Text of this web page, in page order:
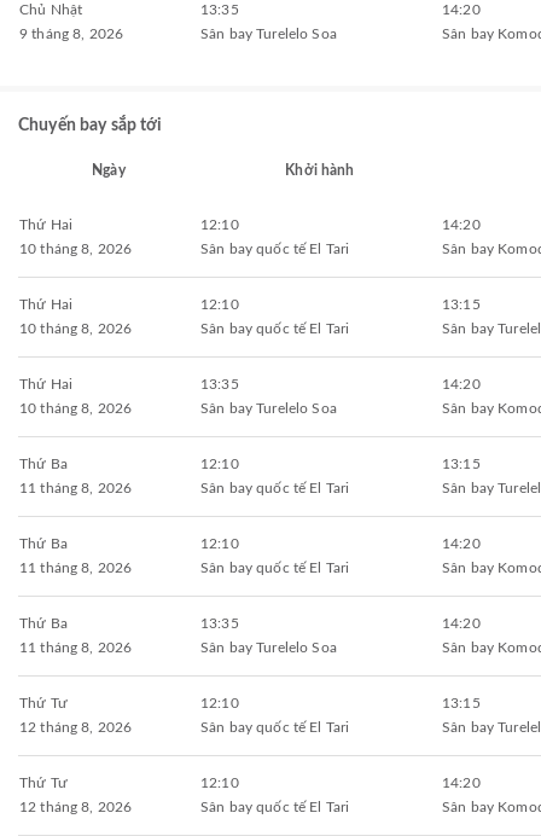
Chủ Nhật
9 tháng 8, 2026
13:35
Sân bay Turelelo Soa
14:20
Sân bay
Chuyến bay sắp tới
Ngày Khởi hành
Thứ Hai
10 tháng 8, 2026
12:10
Sân bay quốc tế El Tari
14:20
Sân bay
Thứ Hai
10 tháng 8, 2026
12:10
Sân bay quốc tế El Tari
13:15
Sân bay
Thứ Hai
10 tháng 8, 2026
13:35
Sân bay Turelelo Soa
14:20
Sân bay
Thứ Ba
11 tháng 8, 2026
12:10
Sân bay quốc tế El Tari
13:15
Sân bay
Thứ Ba
11 tháng 8, 2026
12:10
Sân bay quốc tế El Tari
14:20
Sân bay
Thứ Ba
11 tháng 8, 2026
13:35
Sân bay Turelelo Soa
14:20
Sân bay
Thứ Tư
12 tháng 8, 2026
12:10
Sân bay quốc tế El Tari
13:15
Sân bay
Thứ Tư
12 tháng 8, 2026
12:10
Sân bay quốc tế El Tari
14:20
Sân bay